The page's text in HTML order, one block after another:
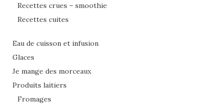
Recettes crues – smoothie
Recettes cuites
Eau de cuisson et infusion
Glaces
Je mange des morceaux
Produits laitiers
Fromages